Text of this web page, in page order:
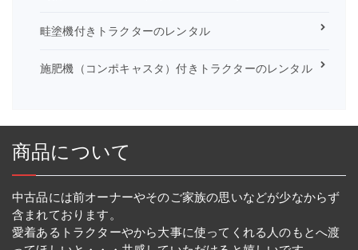
畦塗機付きトラクターのレンタル
施肥機（コンポキャスタ）付きトラクターのレンタル
商品について
中古品には前オーナーやそのご家族の思いなどが少なからず
含まれております。
愛着あるトラクターやから大事に使ってくれる人のもとへ渡